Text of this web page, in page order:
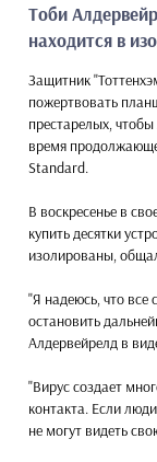
Тоби
находится в
Защитник
пожертвовать
престарелых,
время
Standard.
В воскресенье в
купить десятки
изолированы,
"Я надеюсь, что
остановить
Алдервейрелд в
"Вирус создает
контакта. Если
не могут видеть